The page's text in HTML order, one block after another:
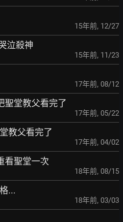
15年前, 12/27
泣殺神
15年前, 11/23
17年前, 08/12
聖堂教父看完了
17年前, 05/22
教父看完了
17年前, 04/02
看聖堂一次
18年前, 08/15
...
18年前, 03/03